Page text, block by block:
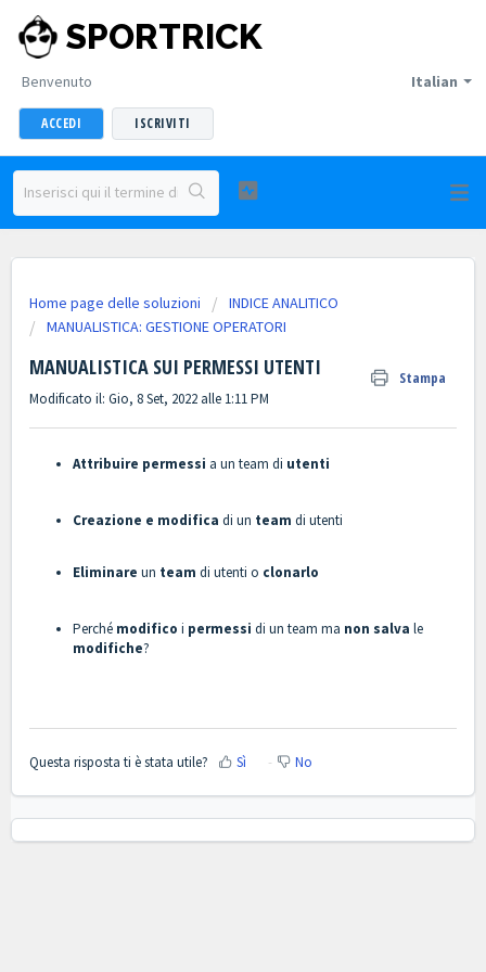
SPORTRICK
Italian
Benvenuto
ACCEDI ISCRIVITI
Home page delle soluzioni
INDICE ANALITICO
MANUALISTICA: GESTIONE OPERATORI
MANUALISTICA SUI PERMESSI UTENTI Stampa
Modificato il: Gio, 8 Set, 2022 alle 1:11 PM
Attribuire permessi a un team di utenti
Creazione e modifica di un team di utenti
Eliminare un team di utenti o clonarlo
Perché modifico i permessi di un team ma non salva le
modifiche?
Questa risposta ti è stata utile? Sì No